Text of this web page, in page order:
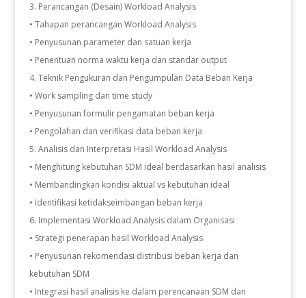
Perancangan (Desain) Workload Analysis
• Tahapan perancangan Workload Analysis
• Penyusunan parameter dan satuan kerja
• Penentuan norma waktu kerja dan standar output
Teknik Pengukuran dan Pengumpulan Data Beban Kerja
• Work sampling dan time study
• Penyusunan formulir pengamatan beban kerja
• Pengolahan dan verifikasi data beban kerja
Analisis dan Interpretasi Hasil Workload Analysis
• Menghitung kebutuhan SDM ideal berdasarkan hasil analisis
• Membandingkan kondisi aktual vs kebutuhan ideal
• Identifikasi ketidakseimbangan beban kerja
Implementasi Workload Analysis dalam Organisasi
• Strategi penerapan hasil Workload Analysis
• Penyusunan rekomendasi distribusi beban kerja dan
kebutuhan SDM
• Integrasi hasil analisis ke dalam perencanaan SDM dan